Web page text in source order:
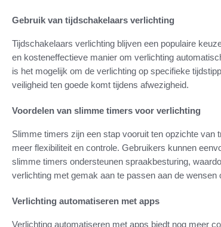
Gebruik van tijdschakelaars verlichting
Tijdschakelaars verlichting blijven een populaire
en kosteneffectieve manier om verlichting
is het mogelijk om de verlichting op specifieke
veiligheid ten goede komt tijdens afwezigheid.
Voordelen van slimme timers voor verlichting
Slimme timers zijn een stap vooruit ten opzichte van
meer flexibiliteit en controle. Gebruikers kunnen
slimme timers ondersteunen spraakbesturing,
verlichting met gemak aan te passen aan de wensen
Verlichting automatiseren met apps
Verlichting automatiseren met apps biedt nog meer